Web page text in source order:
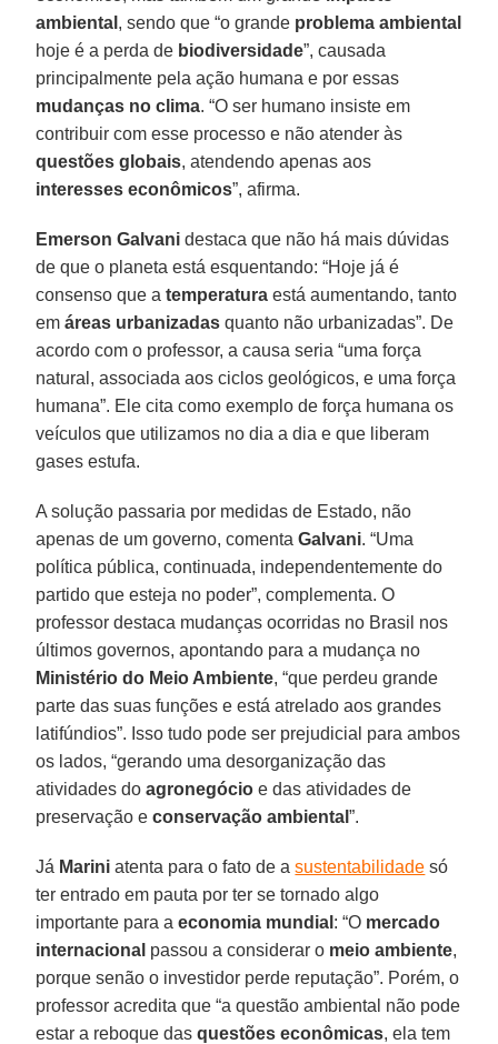
ambiental , sendo que “o grande problema ambiental
hoje é a perda de biodiversidade”, causada
principalmente pela ação humana e por essas
mudanças no clima. “O ser humano insiste em
contribuir com esse processo e não atender às
questões globais, atendendo apenas aos
interesses econômicos”, afirma.
Emerson Galvani destaca que não há mais dúvidas
de que o planeta está esquentando: “Hoje já é
consenso que atemperatura está aumentando, tanto
emáreas urbanizadas quanto não urbanizadas”. De
acordo com o professor, a causa seria “uma força
natural, associada aos ciclos geológicos, e uma força
humana”. Ele cita como exemplo de força humana os
veículos que utilizamos no dia a dia e que liberam
gases estufa.
A solução passaria por medidas de Estado, não
apenas de um governo, comentaGalvani. “Uma
política pública, continuada, independentemente do
partido que esteja no poder”, complementa. O
professor destaca mudanças ocorridas no Brasil nos
últimos governos, apontando para a mudança no
Ministério do Meio Ambiente, “que perdeu grande
parte das suas funções e está atrelado aos grandes
latifúndios”. Isso tudo pode ser prejudicial para ambos
os lados, “gerando uma desorganização das
atividades doagronegócio e das atividades de
preservação econservação ambiental”.
Já Marini atenta para o fato de asustentabilidade só
ter entrado em pauta por ter se tornado algo
importante para aeconomia mundial : “O mercado
internacional passou a considerar o meio ambiente,
porque senão o investidor perde reputação”. Porém, o
professor acredita que “a questão ambiental não pode
estar a reboque dasquestões econômicas, ela tem